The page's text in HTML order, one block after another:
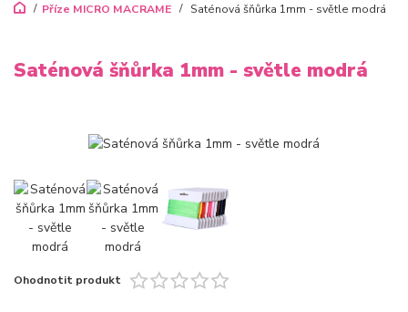
Příze MICRO MACRAME Saténová šňůrka 1mm - světle modrá
Saténová šňůrka 1mm - světle modrá
Ohodnotit produkt